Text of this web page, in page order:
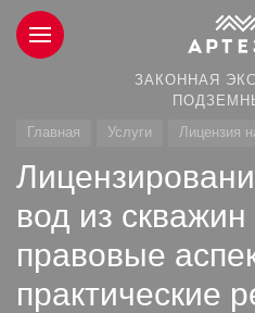
ЗАКОННАЯ
Главная
Услуги Лицензия
вод из
правовые
практические